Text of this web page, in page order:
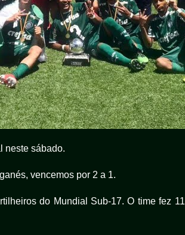
neste sábado.
vencemos por 2 a 1.
do Mundial Sub-17. O time fez